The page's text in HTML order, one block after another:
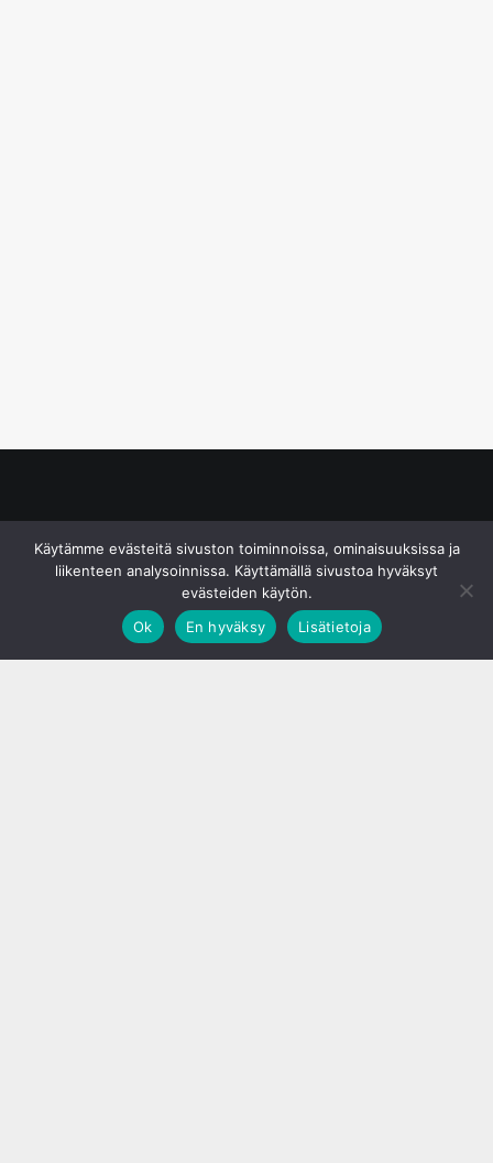
Käytämme evästeitä sivuston toiminnoissa, ominaisuuksissa ja
liikenteen analysoinnissa. Käyttämällä sivustoa hyväksyt
evästeiden käytön.
Ok
En hyväksy Lisätietoja